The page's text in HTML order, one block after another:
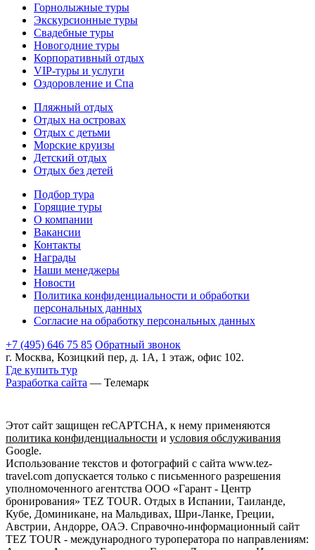
Горнолыжные туры
Экскурсионные туры
Свадебные туры
Новогодние туры
Корпоративный отдых
VIP-туры и услуги
Оздоровление и Спа
Пляжный отдых
Отдых на островах
Отдых с детьми
Морские круизы
Детский отдых
Отдых без детей
Подбор тура
Горящие туры
О компании
Вакансии
Контакты
Награды
Наши менеджеры
Новости
Политика конфиденциальности и обработки
персональных данных
Согласие на обработку персональных данных
+7 (495) 646 75 85 Обратный звонок
г. Москва, Козицкий пер, д. 1А, 1 этаж, офис 102.
Где купить тур
Разработка сайта — Телемарк
Этот сайт защищен reCAPTCHA, к нему применяются
политика конфиденциальности и условия обслуживания
Google.
Использование текстов и фотографий с сайта www.tez-
travel.com допускается только с письменного разрешения
уполномоченного агентства ООО «Гарант - Центр
бронирования» TEZ TOUR. Отдых в Испании, Таиланде,
Кубе, Доминикане, на Мальдивах, Шри-Ланке, Греции,
Австрии, Андорре, ОАЭ. Справочно-информационный сайт
TEZ TOUR - международного туроператора по направлениям: